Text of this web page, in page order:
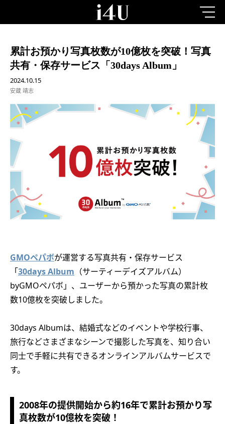
累計お預かり写真枚数が10億枚を突破！写真
共有・保存サービス「30days Album」
2024.10.15
安蔵 靖志
GMOペパボが運営する写真共有・保存サービス
「30days Album （サーティーデイズアルバム）
byGMOペパボ」、ユーザーから預かった写真の累計枚
数10億枚を突破しました。
30days Albumは、結婚式などのイベントや学校行事、
旅行などさまざまなシーンで撮影した写真を、知り合い
同士で手軽に共有できるオンラインアルバムサービスで
す。
2008年の提供開始から約16年で累計お預かり写
真枚数が10億枚を突破！